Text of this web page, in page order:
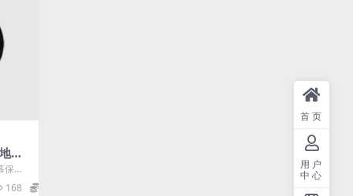
球
保护
仪
168
首页
用户
中心